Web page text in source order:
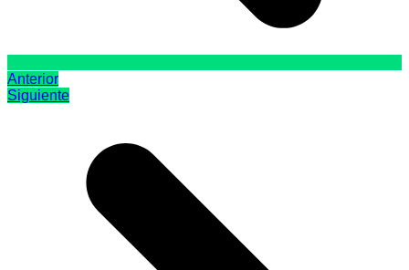
Anterior
Siguiente